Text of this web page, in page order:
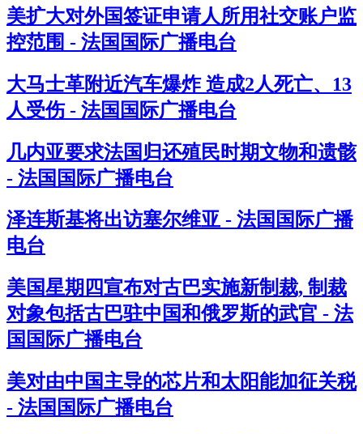
美扩大对外国签证申请人所用社交账户监
控范围 - 法国国际广播电台
大马士革附近汽车爆炸 造成2人死亡、13
人受伤 - 法国国际广播电台
几内亚要求法国归还殖民时期文物和遗骸
- 法国国际广播电台
泽连斯基将出访塞尔维亚 - 法国国际广播
电台
美国星期四宣布对古巴实施新制裁, 制裁
对象包括古巴驻中国和俄罗斯的武官 - 法
国国际广播电台
美对由中国主导的芯片和太阳能加征关税
- 法国国际广播电台